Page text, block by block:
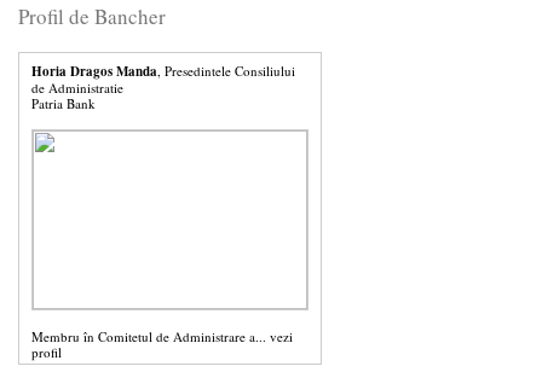
Profil de Bancher
Horia Dragos Manda , Presedintele Consiliului
de Administratie
Patria Bank
Membru în Comitetul de Administrare a... vezi
profil